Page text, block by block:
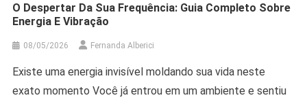
O Despertar Da Sua Frequência: Guia Completo Sobre
Energia E Vibração
08/05/2026 Fernanda Alberici
Existe uma energia invisível moldando sua vida neste
exato momento Você já entrou em um ambiente e sentiu